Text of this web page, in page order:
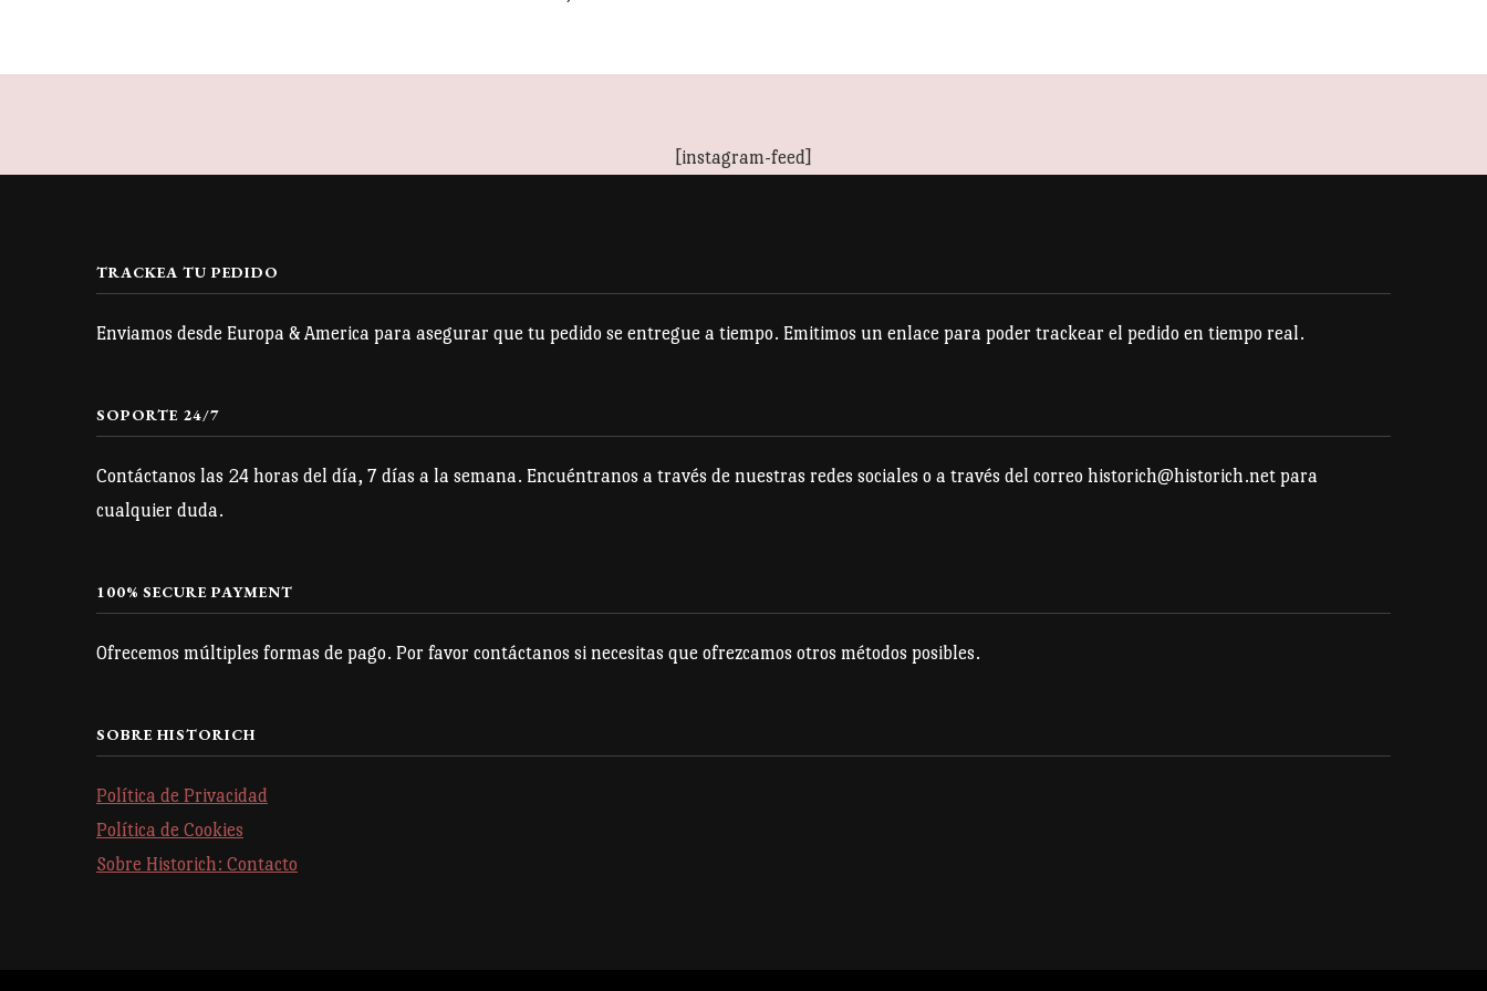
elegir
página
de
tiene
Las
en
producto
[instagram-feed]
TRACKEA TU PEDIDO
Enviamos desde Europa & America para asegurar que tu pedido se entregue a tiempo. Emitimos un enlace para poder trackear el pedido en tiempo real.
SOPORTE 24/7
Contáctanos las 24 horas del día, 7 días a la semana. Encuéntranos a través de nuestras redes sociales o a través del correo historich@historich.net para
cualquier duda.
100% SECURE PAYMENT
Ofrecemos múltiples formas de pago. Por favor contáctanos si necesitas que ofrezcamos otros métodos posibles.
SOBRE HISTORICH
Política de Privacidad
Política de Cookies
Sobre Historich: Contacto